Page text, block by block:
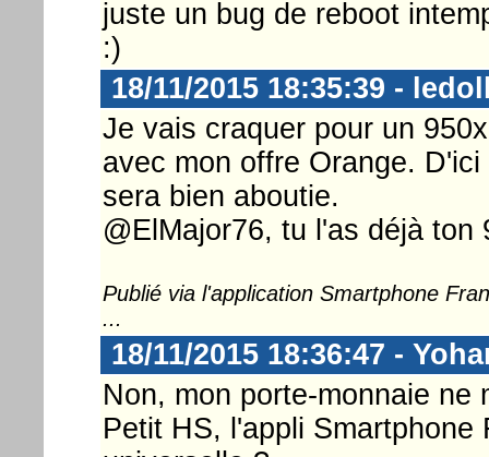
juste un bug de reboot
:)
18/11/2015 18:35:39 -
Je vais craquer pour un
avec mon offre Orange.
sera bien aboutie.
@ElMajor76, tu l'as déjà
Publié via l'application Smartphone
...
18/11/2015 18:36:47 -
Non, mon porte-monnaie ne
Petit HS, l'appli